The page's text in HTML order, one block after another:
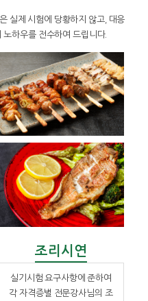
실제 시험에 당황하지 않고, 대응
하우를 전수하여 드립니다.
조리시연
실기시험 요구사항에 준하여
각 자격증별 전문강사님의 조